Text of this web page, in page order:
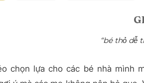
“bé thỏ dễ
chọn lựa cho các bé nhà mình